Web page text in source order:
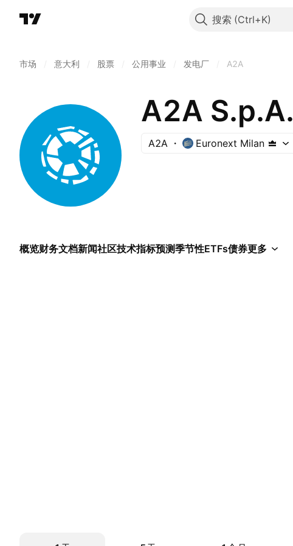
搜索
市场 意大利 股票 公用事业 发电厂 A2A
A2A S.p.A.
A2A Euronext Milan
概览财务文档新闻社区技术指标预测季节性ETFs债券更多